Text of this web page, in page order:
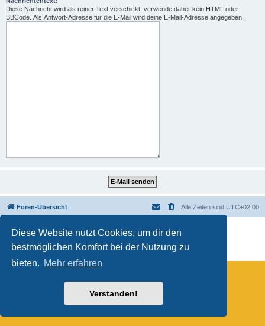
Diese Website nutzt Cookies, um dir den
bestmöglichen Komfort bei der Nutzung zu
bieten. Mehr erfahren
Verstanden!
Diese Nachricht wird als reiner Text verschickt, verwende daher kein HTML oder
BBCode. Als Antwort-Adresse für die E-Mail wird deine E-Mail-Adresse angegeben.
Foren-Übersicht Alle Zeiten sind UTC+02:00
Powered by phpBB
® Forum Software © phpBB Limited
Deutsche Übersetzung durch
Datenschutz|Nutzungsbedingungen